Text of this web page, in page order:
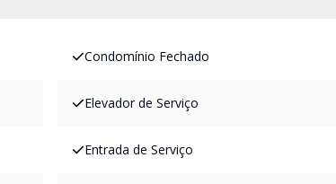
Condomínio Fechado
Elevador de Serviço
Entrada de Serviço